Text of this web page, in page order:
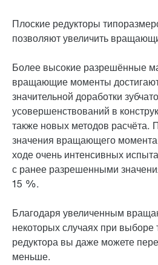
Плоские редукторы
позволяют увеличить
Более высокие разрешённые
вращающие моменты
значительной доработки
усовершенствований в
также новых методов
значения вращающего
ходе очень интенсивных
с ранее разрешенными
15 %.
Благодаря увеличенным
некоторых случаях при выборе
редуктора вы даже можете
меньше.